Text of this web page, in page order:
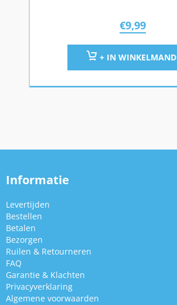
€9,99
+ IN WINKELMAND
Informatie
Levertijden
Bestellen
Betalen
Bezorgen
Ruilen & Retourneren
FAQ
Garantie & Klachten
Privacyverklaring
Algemene voorwaarden